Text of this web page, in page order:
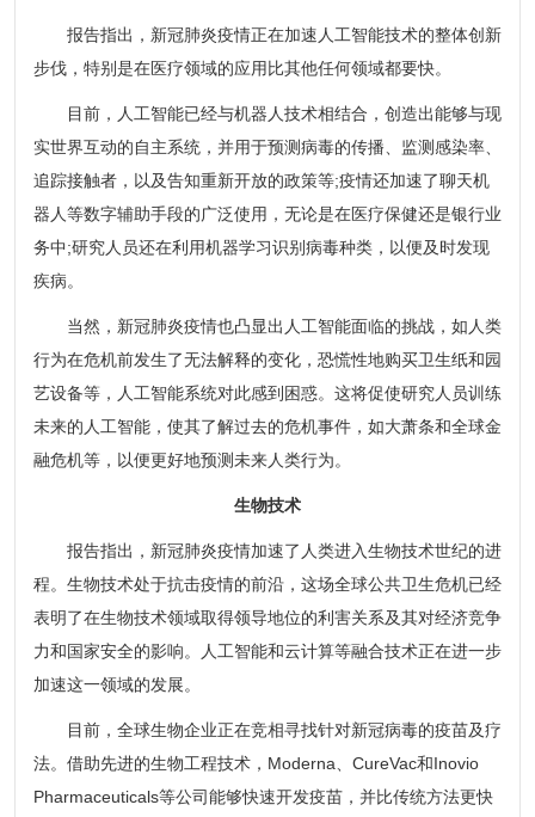
报告指出，新冠肺炎疫情正在加速人工智能技术的整体创新
步伐，特别是在医疗领域的应用比其他任何领域都要快。
目前，人工智能已经与机器人技术相结合，创造出能够与现
实世界互动的自主系统，并用于预测病毒的传播、监测感染率、
追踪接触者，以及告知重新开放的政策等;疫情还加速了聊天机
器人等数字辅助手段的广泛使用，无论是在医疗保健还是银行业
务中;研究人员还在利用机器学习识别病毒种类，以便及时发现
疾病。
当然，新冠肺炎疫情也凸显出人工智能面临的挑战，如人类
行为在危机前发生了无法解释的变化，恐慌性地购买卫生纸和园
艺设备等，人工智能系统对此感到困惑。这将促使研究人员训练
未来的人工智能，使其了解过去的危机事件，如大萧条和全球金
融危机等，以便更好地预测未来人类行为。
生物技术
报告指出，新冠肺炎疫情加速了人类进入生物技术世纪的进
程。生物技术处于抗击疫情的前沿，这场全球公共卫生危机已经
表明了在生物技术领域取得领导地位的利害关系及其对经济竞争
力和国家安全的影响。人工智能和云计算等融合技术正在进一步
加速这一领域的发展。
目前，全球生物企业正在竞相寻找针对新冠病毒的疫苗及疗
法。借助先进的生物工程技术，Moderna、CureVac和Inovio
Pharmaceuticals等公司能够快速开发疫苗，并比传统方法更快